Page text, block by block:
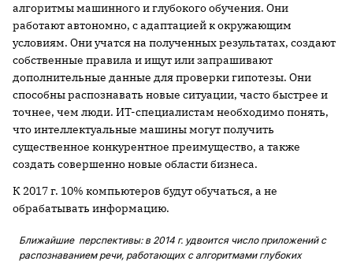
алгоритмы машинного и глубокого обучения. Они
работают автономно, с адаптацией к окружающим
условиям. Они учатся на полученных результатах, создают
собственные правила и ищут или запрашивают
дополнительные данные для проверки гипотезы. Они
способны распознавать новые ситуации, часто быстрее и
точнее, чем люди. ИТ-специалистам необходимо понять,
что интеллектуальные машины могут получить
существенное конкурентное преимущество, а также
создать совершенно новые области бизнеса.
К 2017 г. 10% компьютеров будут обучаться, а не
обрабатывать информацию.
Ближайшие перспективы: в 2014 г. удвоится число приложений с
распознаванием речи, работающих с алгоритмами глубоких